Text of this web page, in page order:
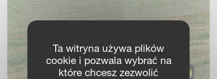
Ta witryna używa plików
cookie i pozwala wybrać na
które chcesz zezwolić